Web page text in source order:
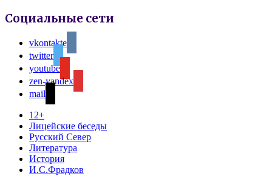
Социальные сети
vkontakte
twitter
youtube
zen-yandex
mail
12+
Лицейские беседы
Русский Север
Литература
История
И.С.Фрадков